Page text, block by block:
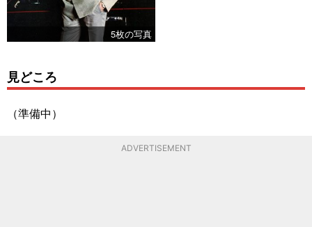
5枚の写真
見どころ
（準備中）
ADVERTISEMENT